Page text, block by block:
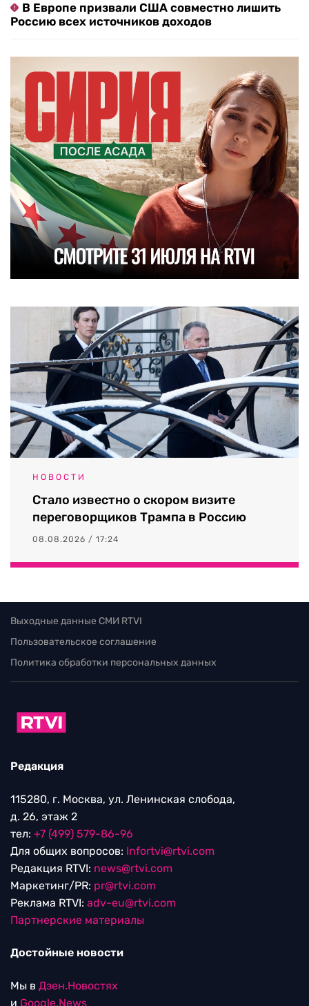
В Европе призвали США совместно лишить
Россию всех источников доходов
НОВОСТИ
Стало известно о скором визите
переговорщиков Трампа в Россию
08.08.2026 / 17:24
Выходные данные СМИ RTVI
Пользовательское соглашение
Политика обработки персональных данных
Редакция
115280, г. Москва, ул. Ленинская слобода,
д. 26, этаж 2
тел: +7 (499) 579-86-96
Для общих вопросов: Infortvi@rtvi.com
Редакция RTVI: news@rtvi.com
Маркетинг/PR: pr@rtvi.com
Реклама RTVI: adv-eu@rtvi.com
Партнерские материалы
Достойные новости
Мы в Дзен.Новостях
и Google.News